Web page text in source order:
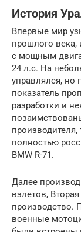
История
Впервые мир
прошлого века,
с мощным
24 л.с. На
управлялся, но
показатель
разработки и
полностью
BMW R-71.
Далее
взлетов,
производство.
военные